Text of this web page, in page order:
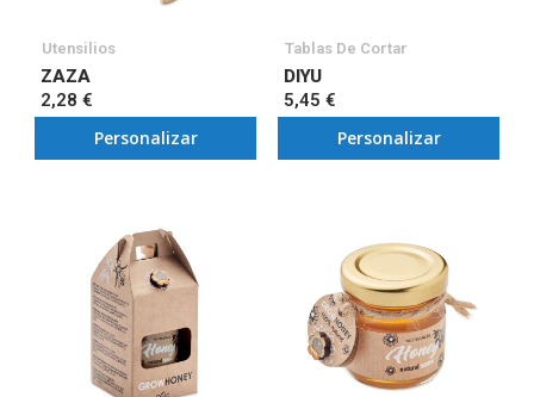
Utensilios
ZAZA
2,28 €
Personalizar
Tablas De Cortar
DIYU
5,45 €
Personalizar